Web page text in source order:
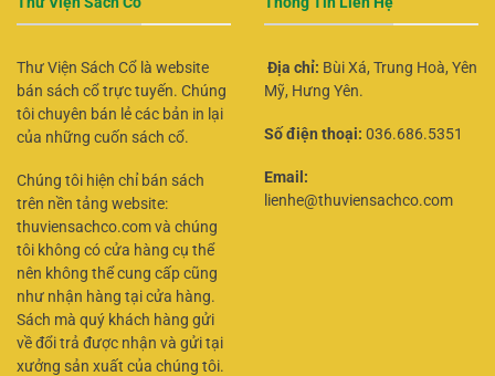
Thư Viện Sách Cổ là website
bán sách cổ trực tuyến. Chúng
tôi chuyên bán lẻ các bản in lại
của những cuốn sách cổ.
Chúng tôi hiện chỉ bán sách
trên nền tảng website:
thuviensachco.com và chúng
tôi không có cửa hàng cụ thể
nên không thể cung cấp cũng
như nhận hàng tại cửa hàng.
Sách mà quý khách hàng gửi
về đổi trả được nhận và gửi tại
xưởng sản xuất của chúng tôi.
Địa chỉ: Bùi Xá, Trung Hoà, Yên
Mỹ, Hưng Yên.
Số điện thoại: 036.686.5351
Email:
lienhe@thuviensachco.com